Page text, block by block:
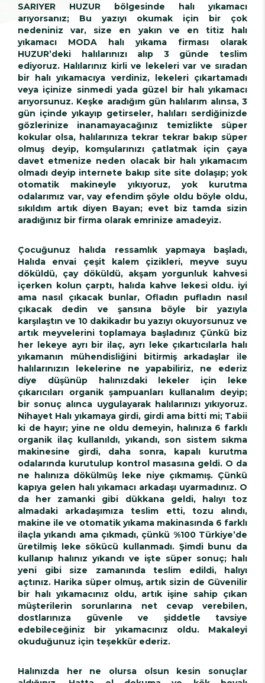
SARIYER HUZUR bölgesinde halı yıkamacı
arıyorsanız; Bu yazıyı okumak için bir çok
nedeniniz var, size en yakın ve en titiz halı
yıkamacı MODA halı yıkama firması olarak
HUZUR’deki halılarınızı alıp 3 günde teslim
ediyoruz. Halılarınız kirli ve lekeleri var ve sıradan
bir halı yıkamacıya verdiniz, lekeleri çıkartamadı
veya içinize sinmedi yada güzel bir halı yıkamacı
arıyorsunuz. Keşke aradığım gün halılarım alınsa, 3
gün içinde yıkayıp getirseler, halıları serdiğinizde
gözlerinize inanamayacağınız temizlikte süper
kokular olsa, halılarınıza tekrar tekrar bakıp süper
olmuş deyip, komşularınızı çatlatmak için çaya
davet etmenize neden olacak bir halı yıkamacım
olmadı deyip internete bakıp site site dolaşıp; yok
otomatik makineyle yıkıyoruz, yok kurutma
odalarımız var, vay efendim şöyle oldu böyle oldu,
sıkıldım artık diyen Bayan; evet biz tamda sizin
aradığınız bir firma olarak emrinize amadeyiz.
Çocuğunuz halıda ressamlık yapmaya başladı,
Halıda envai çeşit kalem çizikleri, meyve suyu
döküldü, çay döküldü, akşam yorgunluk kahvesi
içerken kolun çarptı, halıda kahve lekesi oldu. iyi
ama nasıl çıkacak bunlar, Ofladın pufladın nasıl
çıkacak dedin ve şansına böyle bir yazıyla
karşılaştın ve 10 dakikadır bu yazıyı okuyorsunuz ve
artık meyvelerini toplamaya başladınız Çünkü biz
her lekeye ayrı bir ilaç, ayrı leke çıkartıcılarla halı
yıkamanın mühendisliğini bitirmiş arkadaşlar ile
halılarınızın lekelerine ne yapabiliriz, ne ederiz
diye düşünüp halınızdaki lekeler için leke
çıkarıcıları organik şampuanları kullanalım deyip;
bir sonuç alınca uygulayarak halılarınızı yıkıyoruz.
Nihayet Halı yıkamaya girdi, girdi ama bitti mi; Tabii
ki de hayır; yine ne oldu demeyin, halınıza 6 farklı
organik ilaç kullanıldı, yıkandı, son sistem sıkma
makinesine girdi, daha sonra, kapalı kurutma
odalarında kurutulup kontrol masasına geldi. O da
ne halınıza dökülmüş leke niye çıkmamış. Çünkü
kapıya gelen halı yıkamacı arkadaşı uyarmadınız. O
da her zamanki gibi dükkana geldi, halıyı toz
almadaki arkadaşımıza teslim etti, tozu alındı,
makine ile ve otomatik yıkama makinasında 6 farklı
ilaçla yıkandı ama çıkmadı, çünkü %100 Türkiye’de
üretilmiş leke sökücü kullanmadı. Şimdi bunu da
kullanıp halınız yıkandı ve işte süper sonuç; halı
yeni gibi size zamanında teslim edildi, halıyı
açtınız. Harika süper olmuş, artık sizin de Güvenilir
bir halı yıkamacınız oldu, artık işine sahip çıkan
müşterilerin sorunlarına net cevap verebilen,
dostlarınıza güvenle ve şiddetle tavsiye
edebileceğiniz bir yıkamacınız oldu. Makaleyi
okuduğunuz için teşekkür ederiz.
Halınızda her ne olursa olsun kesin sonuçlar